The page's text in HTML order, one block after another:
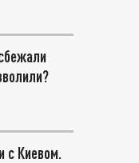
с Киевом.